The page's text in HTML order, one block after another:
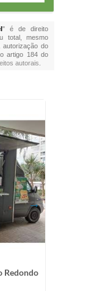
" é de direito
total, mesmo
do
artigo 184 do
autorais
Redondo